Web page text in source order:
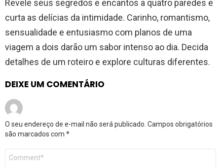
Revele seus segredos e encantos a quatro paredes e
curta as delícias da intimidade. Carinho, romantismo,
sensualidade e entusiasmo com planos de uma
viagem a dois darão um sabor intenso ao dia. Decida
detalhes de um roteiro e explore culturas diferentes.
DEIXE UM COMENTÁRIO
O seu endereço de e-mail não será publicado. Campos obrigatórios
são marcados com *
Comentário